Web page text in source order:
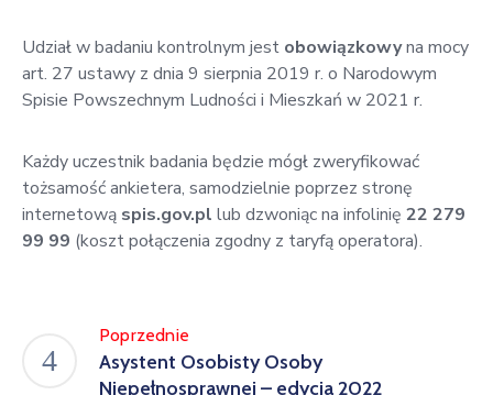
Udział w badaniu kontrolnym jest obowiązkowyna mocy
art. 27 ustawy z dnia 9 sierpnia 2019 r. o Narodowym
Spisie Powszechnym Ludności i Mieszkań w 2021 r.
Każdy uczestnik badania będzie mógł zweryfikować
tożsamość ankietera, samodzielnie poprzez stronę
internetową spis.gov.pl lub dzwoniąc na infolinię 22 279
99 99 (koszt połączenia zgodny z taryfą operatora).
Poprzednie
Asystent Osobisty Osoby
Niepełnosprawnej – edycja 2022